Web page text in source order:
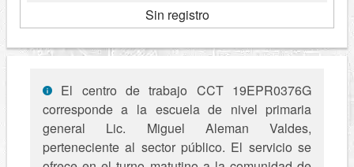
Sin registro
El centro de trabajo CCT 19EPR0376G
corresponde a la escuela de nivel primaria
general Lic. Miguel Aleman Valdes,
perteneciente al sector público. El servicio se